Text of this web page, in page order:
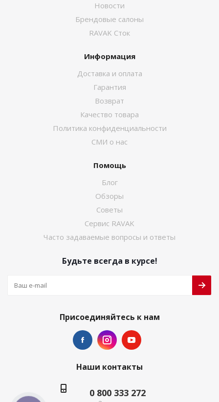
Новости
Брендовые салоны
RAVAK Сток
Информация
Доставка и оплата
Гарантия
Возврат
Качество товара
Политика конфиденциальности
СМИ о нас
Помощь
Блог
Обзоры
Советы
Сервис RAVAK
Часто задаваемые вопросы и ответы
Будьте всегда в курсе!
Присоединяйтесь к нам
Наши контакты
0 800 333 272